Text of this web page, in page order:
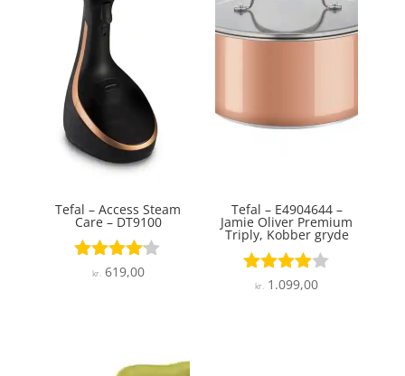
Tefal – Access Steam
Care – DT9100
Vurderet
kr. 619,00
Tefal – E4904644 –
Jamie Oliver Premium
Triply, Kobber gryde
Vurderet
kr. 1.099,00